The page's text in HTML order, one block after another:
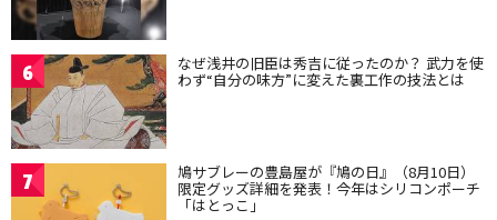
6 なぜ浅井の旧臣は秀吉に従ったのか？ 武力を使
わず“自分の味方”に変えた裏工作の技法とは
7 鳩サブレーの豊島屋が『鳩の日』（8月10日）
限定グッズ詳細を発表！今年はシリコンポーチ
「はとっこ」